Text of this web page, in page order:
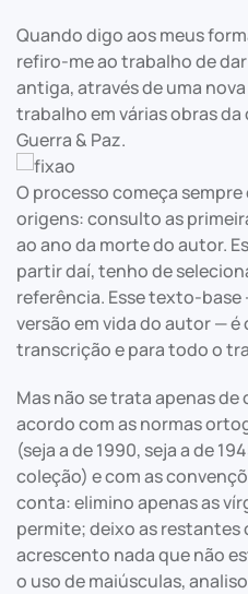
Quando digo aos meus
refiro-me ao trabalho de
antiga, através de uma
trabalho em várias obras
Guerra & Paz.
O processo começa
origens: consulto as
ao ano da morte do autor.
partir daí, tenho de
referência. Esse texto-base
versão em vida do autor —
transcrição e para todo o
Mas não se trata apenas
acordo com as normas
(seja a de 1990, seja a de
coleção) e com as
conta: elimino apenas as
permite; deixo as restantes
acrescento nada que não
o uso de maiúsculas,